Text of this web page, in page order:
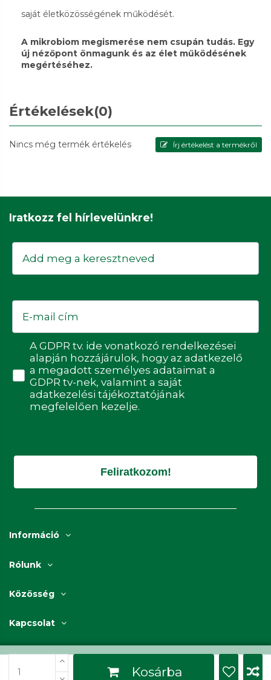
Kosárba
saját életközösségének működését.
A mikrobiom megismerése nem csupán tudás. Egy
új nézőpont önmagunk és az élet működésének
megértéséhez.
Értékelések(0)
Nincs még termék értékelés Írj értékelést a termékről
Iratkozz fel hírlevelünkre!
Keresztnév
Email
Adatvédelmi hozzájárulás
A GDPR tv. ide vonatkozó rendelkezései
alapján hozzájárulok, hogy az adatkezelő
a megadott személyes adataimat a
GDPR tv-nek, valamint a saját
adatkezelési tájékoztatójának
megfelelően kezelje.
Feliratkozom!
Információ
Rólunk
Közösség
Kapcsolat